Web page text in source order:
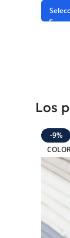
Los
-9%